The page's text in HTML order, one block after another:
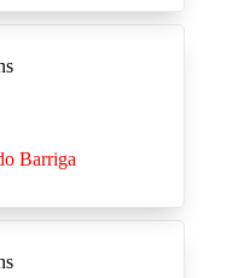
Barriga